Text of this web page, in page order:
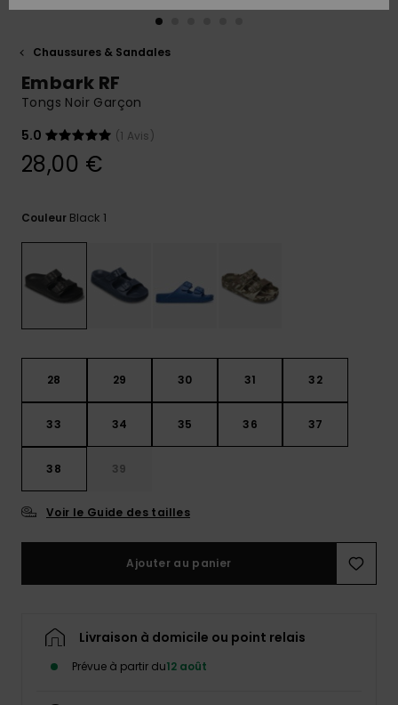
conversation
obtenir la
à votre
Démarrer
les plus
fréquentes
et notre
contact.
Consulter
la FAQ
Chaussures & Sandales
Embark RF
Tongs Noir Garçon
5.0
(1 Avis)
28,00 €
Couleur Black 1
28 29 30 31 32
33 34 35 36 37
38 39
Voir le Guide des tailles
Ajouter au panier
Livraison à domicile ou point relais
Prévue à partir du12 août